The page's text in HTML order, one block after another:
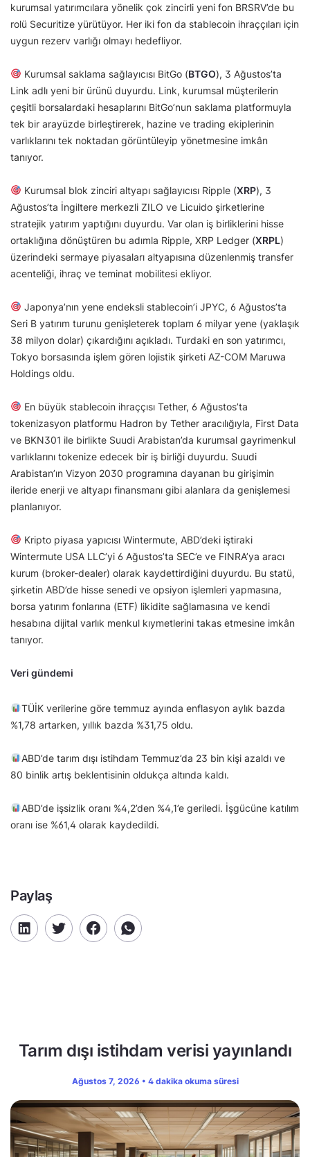
kurumsal yatırımcılara yönelik çok zincirli yeni fon BRSRV’de bu
rolü Securitize yürütüyor. Her iki fon da stablecoin ihraççıları için
uygun rezerv varlığı olmayı hedefliyor.
Kurumsal saklama sağlayıcısı BitGo (BTGO), 3 Ağustos’ta
Link adlı yeni bir ürünü duyurdu. Link, kurumsal müşterilerin
çeşitli borsalardaki hesaplarını BitGo’nun saklama platformuyla
tek bir arayüzde birleştirerek, hazine ve trading ekiplerinin
varlıklarını tek noktadan görüntüleyip yönetmesine imkân
tanıyor.
Kurumsal blok zinciri altyapı sağlayıcısı Ripple (XRP), 3
Ağustos’ta İngiltere merkezli ZILO ve Licuido şirketlerine
stratejik yatırım yaptığını duyurdu. Var olan iş birliklerini hisse
ortaklığına dönüştüren bu adımla Ripple, XRP Ledger (XRPL)
üzerindeki sermaye piyasaları altyapısına düzenlenmiş transfer
acenteliği, ihraç ve teminat mobilitesi ekliyor.
Japonya’nın yene endeksli stablecoin’i JPYC, 6 Ağustos’ta
Seri B yatırım turunu genişleterek toplam 6 milyar yene (yaklaşık
38 milyon dolar) çıkardığını açıkladı. Turdaki en son yatırımcı,
Tokyo borsasında işlem gören lojistik şirketi AZ-COM Maruwa
Holdings oldu.
En büyük stablecoin ihraççısı Tether, 6 Ağustos’ta
tokenizasyon platformu Hadron by Tether aracılığıyla, First Data
ve BKN301 ile birlikte Suudi Arabistan’da kurumsal gayrimenkul
varlıklarını tokenize edecek bir iş birliği duyurdu. Suudi
Arabistan’ın Vizyon 2030 programına dayanan bu girişimin
ileride enerji ve altyapı finansmanı gibi alanlara da genişlemesi
planlanıyor.
Kripto piyasa yapıcısı Wintermute, ABD’deki iştiraki
Wintermute USA LLC’yi 6 Ağustos’ta SEC’e ve FINRA’ya aracı
kurum (broker-dealer) olarak kaydettirdiğini duyurdu. Bu statü,
şirketin ABD’de hisse senedi ve opsiyon işlemleri yapmasına,
borsa yatırım fonlarına (ETF) likidite sağlamasına ve kendi
hesabına dijital varlık menkul kıymetlerini takas etmesine imkân
tanıyor.
Veri gündemi
TÜİK verilerine göre temmuz ayında enflasyon aylık bazda
%1,78 artarken, yıllık bazda %31,75 oldu.
ABD’de tarım dışı istihdam Temmuz’da 23 bin kişi azaldı ve
80 binlik artış beklentisinin oldukça altında kaldı.
ABD’de işsizlik oranı %4,2’den %4,1’e geriledi. İşgücüne katılım
oranı ise %61,4 olarak kaydedildi.
Paylaş
Tarım dışı istihdam verisi yayınlandı
Ağustos 7, 2026 • 4 dakika okuma süresi